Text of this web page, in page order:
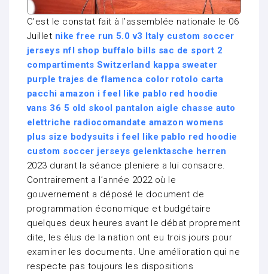
C’est le constat fait à l’assemblée nationale le 06
Juillet nike free run 5.0 v3 Italy custom soccer
jerseys nfl shop buffalo bills sac de sport 2
compartiments Switzerland kappa sweater
purple trajes de flamenca color rotolo carta
pacchi amazon i feel like pablo red hoodie
vans 36 5 old skool pantalon aigle chasse auto
elettriche radiocomandate amazon womens
plus size bodysuits i feel like pablo red hoodie
custom soccer jerseys gelenktasche herren
2023 durant la séance pleniere a lui consacre.
Contrairement a l’année 2022 où le
gouvernement a déposé le document de
programmation économique et budgétaire
quelques deux heures avant le débat proprement
dite, les élus de la nation ont eu trois jours pour
examiner les documents. Une amélioration qui ne
respecte pas toujours les dispositions